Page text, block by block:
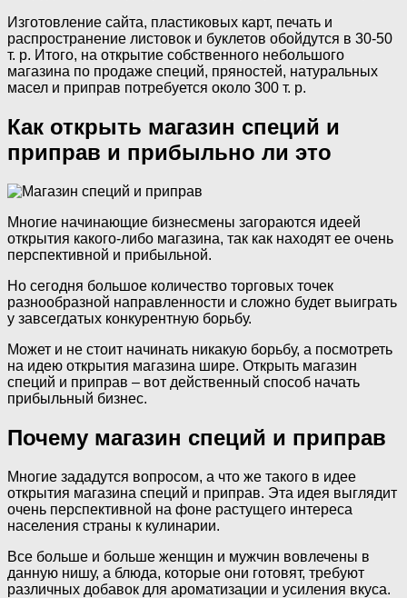
Изготовление сайта, пластиковых карт, печать и
распространение листовок и буклетов обойдутся в 30-50
т. р. Итого, на открытие собственного небольшого
магазина по продаже специй, пряностей, натуральных
масел и приправ потребуется около 300 т. р.
Как открыть магазин специй и
приправ и прибыльно ли это
Многие начинающие бизнесмены загораются идеей
открытия какого-либо магазина, так как находят ее очень
перспективной и прибыльной.
Но сегодня большое количество торговых точек
разнообразной направленности и сложно будет выиграть
у завсегдатых конкурентную борьбу.
Может и не стоит начинать никакую борьбу, а посмотреть
на идею открытия магазина шире. Открыть магазин
специй и приправ – вот действенный способ начать
прибыльный бизнес.
Почему магазин специй и приправ
Многие зададутся вопросом, а что же такого в идее
открытия магазина специй и приправ. Эта идея выглядит
очень перспективной на фоне растущего интереса
населения страны к кулинарии.
Все больше и больше женщин и мужчин вовлечены в
данную нишу, а блюда, которые они готовят, требуют
различных добавок для ароматизации и усиления вкуса.